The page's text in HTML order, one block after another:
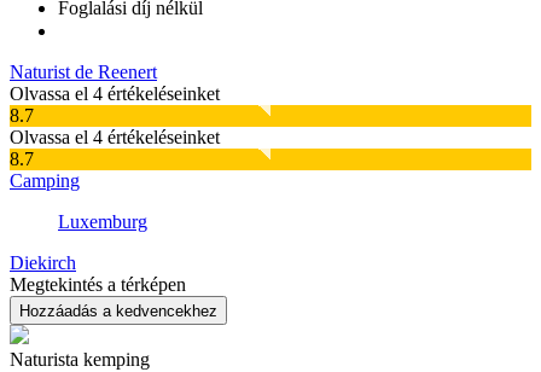
Foglalási díj nélkül
Naturist de Reenert
Olvassa el 4 értékeléseinket
8.7
Olvassa el 4 értékeléseinket
8.7
Camping
Luxemburg
Diekirch
Megtekintés a térképen
Hozzáadás a kedvencekhez
Naturista kemping